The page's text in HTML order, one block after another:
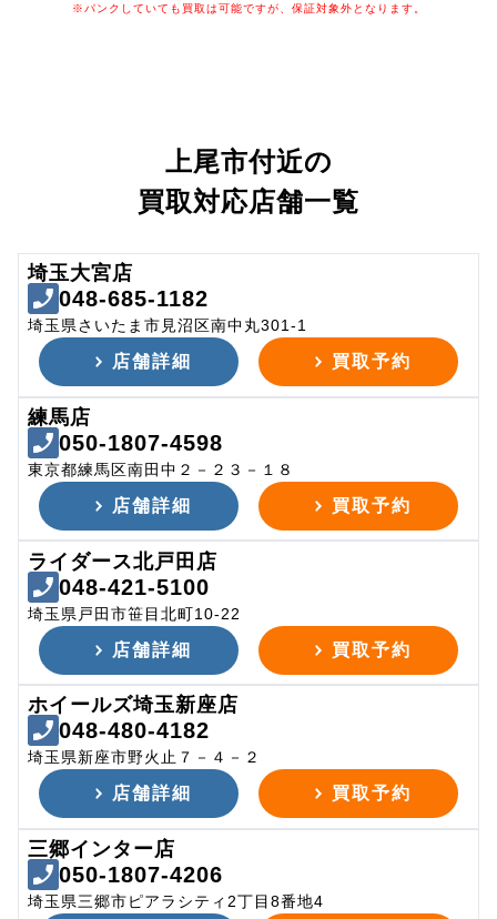
※パンクしていても買取は可能ですが、保証対象外となります。
上尾市付近の
買取対応店舗一覧
埼玉大宮店
048-685-1182
埼玉県さいたま市見沼区南中丸301-1
店舗詳細 買取予約
練馬店
050-1807-4598
東京都練馬区南田中２－２３－１８
店舗詳細 買取予約
ライダース北戸田店
048-421-5100
埼玉県戸田市笹目北町10-22
店舗詳細 買取予約
ホイールズ埼玉新座店
048-480-4182
埼玉県新座市野火止７－４－２
店舗詳細 買取予約
三郷インター店
050-1807-4206
埼玉県三郷市ピアラシティ2丁目8番地4